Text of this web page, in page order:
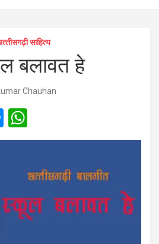
साहित्‍य
बलावत हे
Chauhan
M
es
g
er
h
s
A
p